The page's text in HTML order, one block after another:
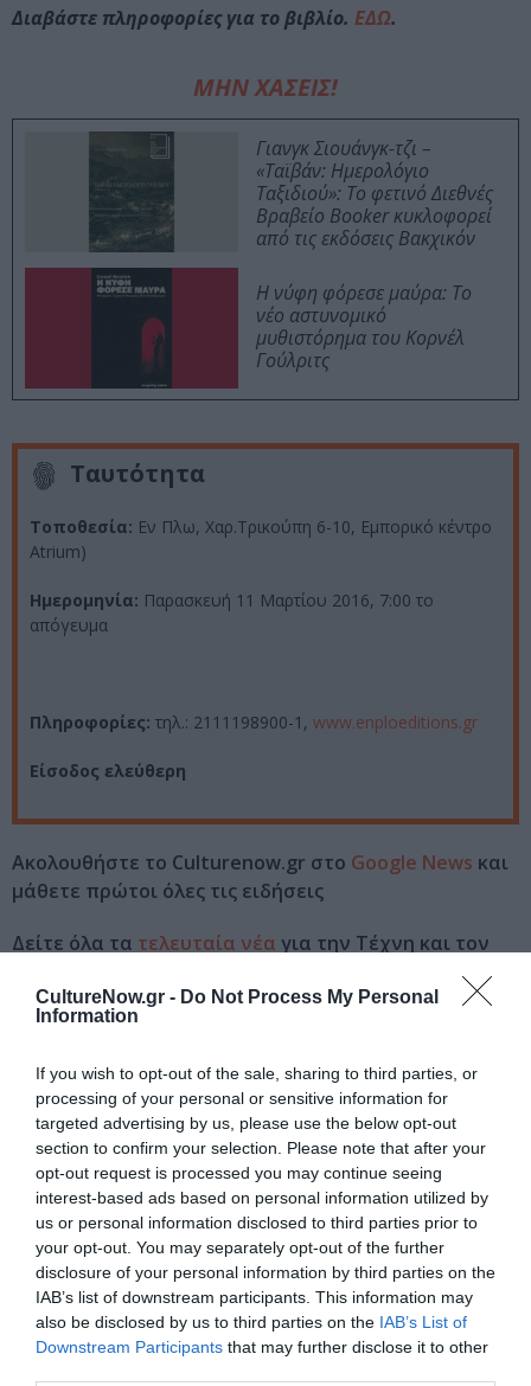
CultureNow.gr - Do Not Process My Personal
Information
If you wish to opt-out of the sale, sharing to third parties, or
processing of your personal or sensitive information for
targeted advertising by us, please use the below opt-out
section to confirm your selection. Please note that after your
opt-out request is processed you may continue seeing
interest-based ads based on personal information utilized by
us or personal information disclosed to third parties prior to
your opt-out. You may separately opt-out of the further
disclosure of your personal information by third parties on the
IAB’s list of downstream participants. This information may
also be disclosed by us to third parties on the IAB’s List of
Downstream Participants that may further disclose it to other
Διαβάστε πληροφορίες για το βιβλίο. ΕΔΩ.
ΜΗΝ ΧΑΣΕΙΣ!
Γιανγκ Σιουάνγκ-τζι –
«Ταϊβάν: Ημερολόγιο
Ταξιδιού»: Το φετινό Διεθνές
Βραβείο Booker κυκλοφορεί
από τις εκδόσεις Βακχικόν
Η νύφη φόρεσε μαύρα: Το
νέο αστυνομικό
μυθιστόρημα του Κορνέλ
Γούλριτς
Ταυτότητα
Τοποθεσία: Εν Πλω, Χαρ.Τρικούπη 6-10, Εμπορικό κέντρο
Atrium)
Ημερομηνία: Παρασκευή 11 Μαρτίου 2016, 7:00 το
απόγευμα
Πληροφορίες: τηλ.: 2111198900-1, www.enploeditions.gr
Είσοδος ελεύθερη
Ακολουθήστε το Culturenow.gr στο Google News και
μάθετε πρώτοι όλες τις ειδήσεις
Δείτε όλα τα τελευταία νέα για την Τέχνη και τον
Νέοι Διαγωνισμοί
Tags
ΔΩΡΕΑΝ ΕΚΔΗΛΩΣΕΙΣ
Newsletter
Κάθε βδομάδα στο e-mail σας τα τελευταία νέα για
την Τέχνη και τον Πολιτισμό!